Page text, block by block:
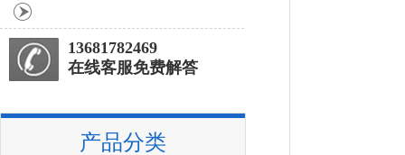
13681782469
在线客服免费解答
产品分类